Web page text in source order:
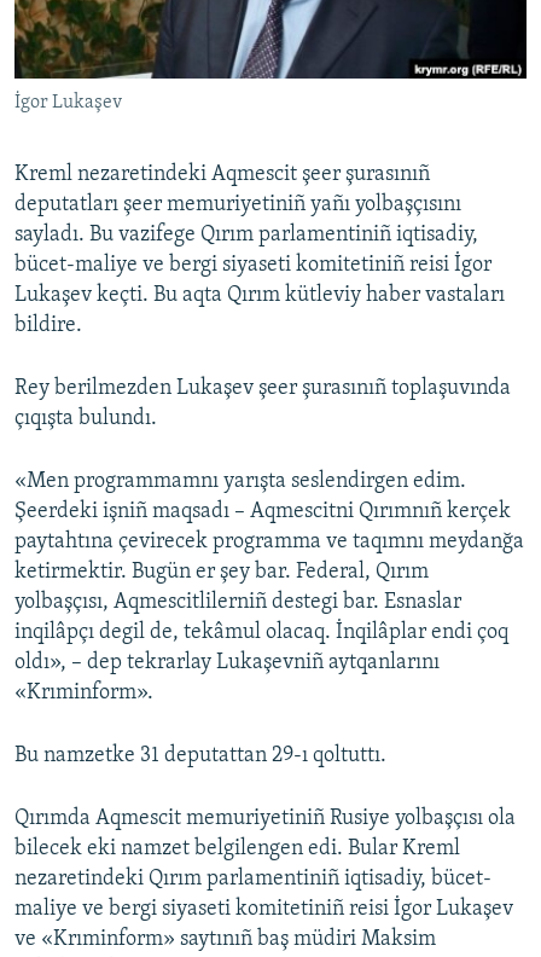
Русский
Українською
RFE/RS bütün saytları
İgor Lukaşev
Kreml nezaretindeki Aqmescit şeer şurasınıñ
deputatları şeer memuriyetiniñ yañı yolbaşçısını
sayladı. Bu vazifege Qırım parlamentiniñ iqtisadiy,
bücet-maliye ve bergi siyaseti komitetiniñ reisi İgor
Lukaşev keçti. Bu aqta Qırım kütleviy haber vastaları
bildire.
Rey berilmezden Lukaşev şeer şurasınıñ toplaşuvında
çıqışta bulundı.
«Men programmamnı yarışta seslendirgen edim.
Şeerdeki işniñ maqsadı – Aqmescitni Qırımnıñ kerçek
paytahtına çevirecek programma ve taqımnı meydanğa
ketirmektir. Bugün er şey bar. Federal, Qırım
yolbaşçısı, Aqmescitlilerniñ destegi bar. Esnaslar
inqilâpçı degil de, tekâmul olacaq. İnqilâplar endi çoq
oldı», – dep tekrarlay Lukaşevniñ aytqanlarını
«Krıminform».
Bu namzetke 31 deputattan 29-ı qoltuttı.
Qırımda Aqmescit memuriyetiniñ Rusiye yolbaşçısı ola
bilecek eki namzet belgilengen edi. Bular Kreml
nezaretindeki Qırım parlamentiniñ iqtisadiy, bücet-
maliye ve bergi siyaseti komitetiniñ reisi İgor Lukaşev
ve «Krıminform» saytınıñ baş müdiri Maksim